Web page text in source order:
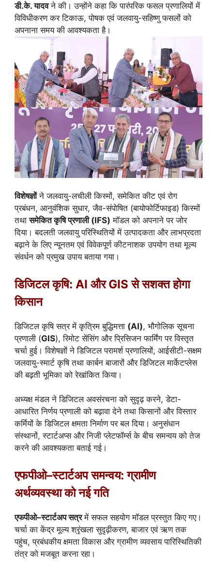
डी.के. यादवने की। उन्होंने कहा कि पारंपरिक फसल प्रणालियों में
विविधीकरण कर टिकाऊ, पोषक एवं जलवायु-सहिष्णु फसलों को
अपनाना समय की आवश्यकता है।
विशेषज्ञोंने जलवायु-लचीली किस्मों, समेकित कीट एवं रोग
प्रबंधन, आनुवंशिक सुधार, जैव-संपोषित (बायोफोर्टिफाइड) किस्मों
तथासमेकित कृषि प्रणाली (IFS) मॉडल को अपनाने पर जोर
दिया। बदलती जलवायु परिस्थितियों में उत्पादकता और लाभप्रदता
बढ़ाने के लिए न्यूनतम एवं विवेकपूर्ण कीटनाशक उपयोग तथा मूल्य
संवर्धन को प्रमुख उपाय बताया गया।
डिजिटल कृषि: AI और GIS से सशक्त होगा
किसान
डिजिटल कृषि सत्र में कृत्रिम बुद्धिमत्ता (AI), भौगोलिक सूचना
प्रणाली (GIS), रिमोट सेंसिंग और प्रिसिजन फार्मिंग पर विस्तृत
चर्चा हुई। विशेषज्ञों ने डिजिटल परामर्श प्रणालियों, आईसीटी-सक्षम
जलवायु-स्मार्ट कृषि तथा कार्बन बाजारों और डिजिटल मार्केटप्लेस
की बढ़ती भूमिका को रेखांकित किया।
अध्यक्ष मंडल ने डिजिटल अवसंरचना को सुदृढ़ करने, डेटा-
आधारित निर्णय प्रणाली को बढ़ावा देने तथा किसानों और विस्तार
कर्मियों के डिजिटल क्षमता निर्माण पर बल दिया। अनुसंधान
संस्थानों, स्टार्टअप्स और निजी प्लेटफॉर्म्स के बीच समन्वय को तेज
करने की आवश्यकता बताई गई।
एफपीओ–स्टार्टअप समन्वय: ग्रामीण
अर्थव्यवस्था को नई गति
एफपीओ–स्टार्टअप सत्रमें सफल सहयोग मॉडल प्रस्तुत किए गए।
चर्चा का केंद्र मूल्य श्रृंखला सुदृढ़ीकरण, बाजार एवं ऋण तक
पहुंच, प्रबंधकीय क्षमता विकास और ग्रामीण व्यवसाय पारिस्थितिकी
तंत्र को मजबूत करना रहा।